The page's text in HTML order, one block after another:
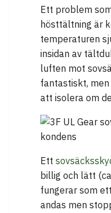
Ett problem
hösttältning är
temperaturen
insidan av
luften mot
fantastiskt,
att isolera om
Ett
billig och lätt
fungerar som
andas men